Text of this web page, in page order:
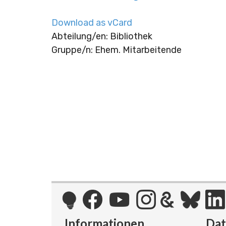
Download as vCard
Abteilung/en: Bibliothek
Gruppe/n: Ehem. Mitarbeitende